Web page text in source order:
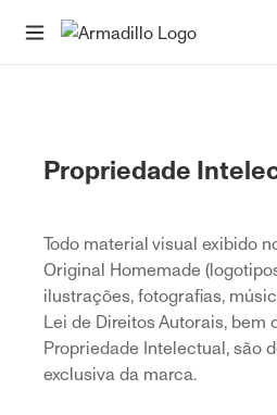
Propriedade
Todo material visual exibido
Original Homemade
ilustrações, fotografias,
Lei de Direitos Autorais, bem
Propriedade Intelectual, são
exclusiva da marca.